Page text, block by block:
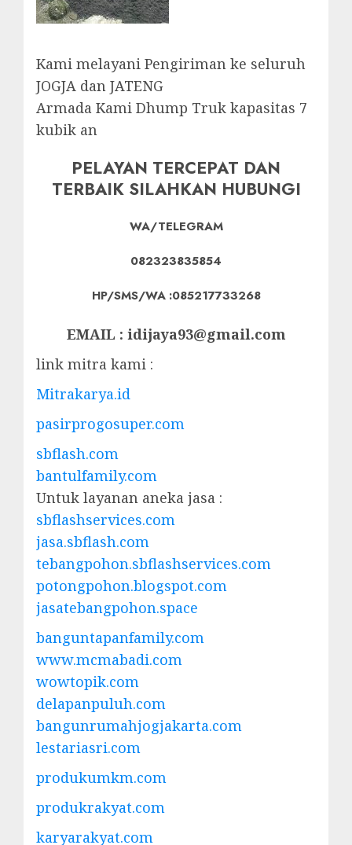
Kami melayani Pengiriman ke seluruh
JOGJA dan JATENG
Armada Kami Dhump Truk kapasitas 7
kubik an
PELAYAN TERCEPAT DAN
TERBAIK SILAHKAN HUBUNGI
WA/TELEGRAM
082323835854
HP/SMS/WA :085217733268
EMAIL : idijaya93@gmail.com
link mitra kami :
Mitrakarya.id
pasirprogosuper.com
sbflash.com
bantulfamily.com
Untuk layanan aneka jasa :
sbflashservices.com
jasa.sbflash.com
tebangpohon.sbflashservices.com
potongpohon.blogspot.com
jasatebangpohon.space
banguntapanfamily.com
www.mcmabadi.com
wowtopik.com
delapanpuluh.com
bangunrumahjogjakarta.com
lestariasri.com
produkumkm.com
produkrakyat.com
karyarakyat.com